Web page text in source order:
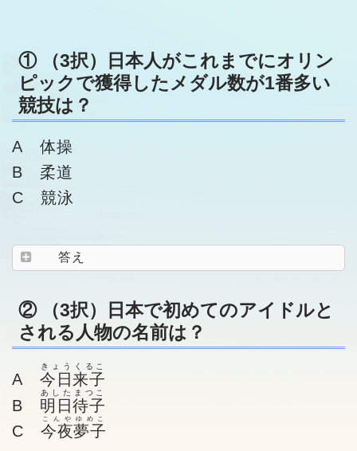
① （3択）日本人がこれまでにオリン
ピックで獲得したメダル数が1番多い
競技は？
A 体操
B 柔道
C 競泳
答え
② （3択）日本で初めてのアイドルと
される人物の名前は？
A 今日来子
きょうくるこ
B 明日待子
あしたまつこ
C 今夜夢子
こんやゆめこ